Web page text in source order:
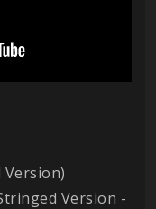
Version -